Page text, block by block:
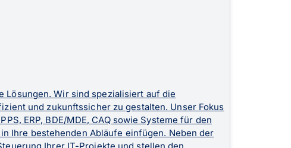
Lösungen. Wir sind spezialisiert auf die
und zukunftssicher zu gestalten. Unser Fokus
ERP, BDE/MDE, CAQ sowie Systeme für den
Ihre bestehenden Abläufe einfügen. Neben der